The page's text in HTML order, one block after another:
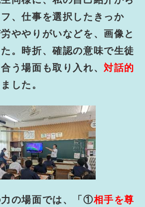
、仕事を選択したきっか
ややりがいなどを、画像と
。時折、確認の意味で生徒
う場面も取り入れ、 対話的
した。
の場面では、「①相手を尊